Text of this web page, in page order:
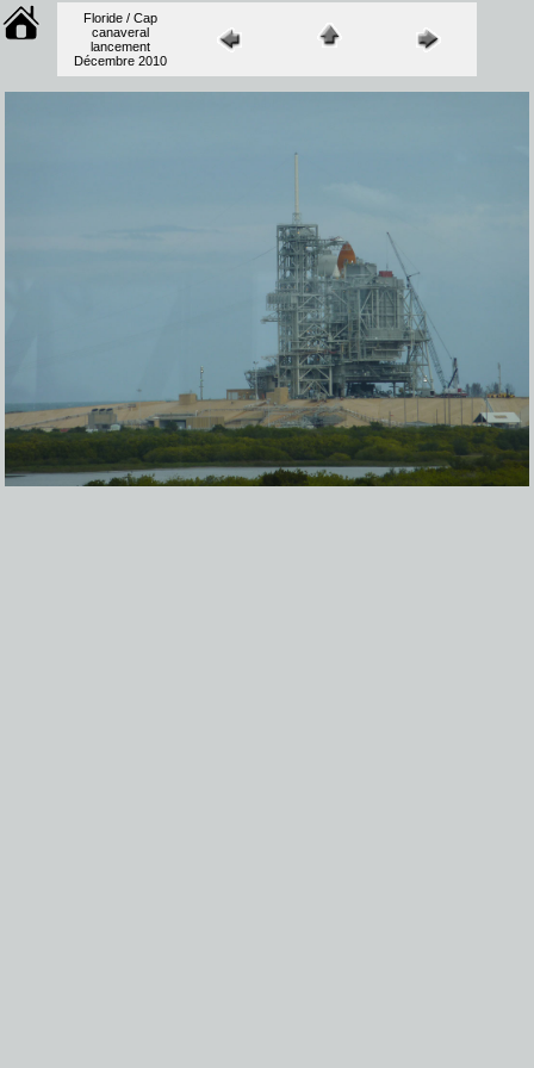
Floride / Cap
canaveral
lancement
Décembre 2010